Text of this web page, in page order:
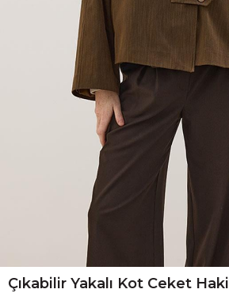
Çıkabilir Yakalı Kot Ceket Haki